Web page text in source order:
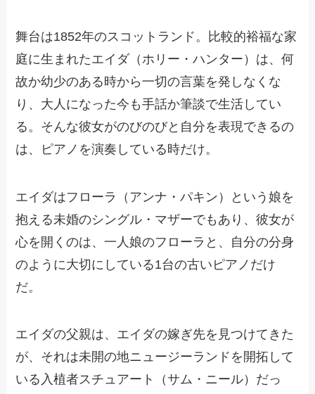
舞台は1852年のスコットランド。比較的裕福な家
庭に生まれたエイダ（ホリー・ハンター）は、何
故か幼少のある時から一切の言葉を発しなくな
り、大人になった今も手話か筆談で生活してい
る。そんな彼女がのびのびと自分を表現できるの
は、ピアノを演奏している時だけ。
エイダはフローラ（アンナ・パキン）という娘を
抱える未婚のシングル・マザーでもあり、彼女が
心を開くのは、一人娘のフローラと、自分の分身
のように大切にしている1台の古いピアノだけ
だ。
エイダの父親は、エイダの嫁ぎ先を見つけてきた
が、それは未開の地ニュージーランドを開拓して
いる入植者スチュアート（サム・ニール）だっ